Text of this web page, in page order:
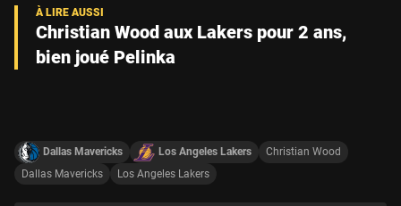
Christian Wood aux Lakers pour 2 ans,
bien joué Pelinka
Dallas Mavericks Los Angeles Lakers
Christian Wood
Dallas Mavericks
Los Angeles Lakers